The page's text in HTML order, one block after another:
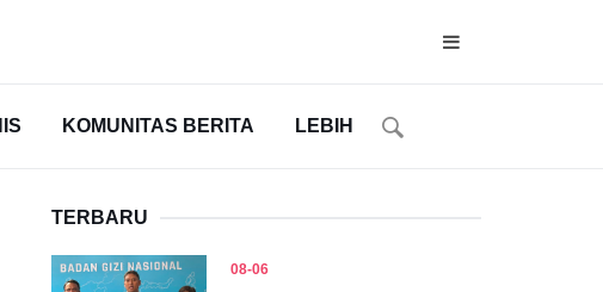
KOMUNITAS BERITA LEBIH
TERBARU
08-06